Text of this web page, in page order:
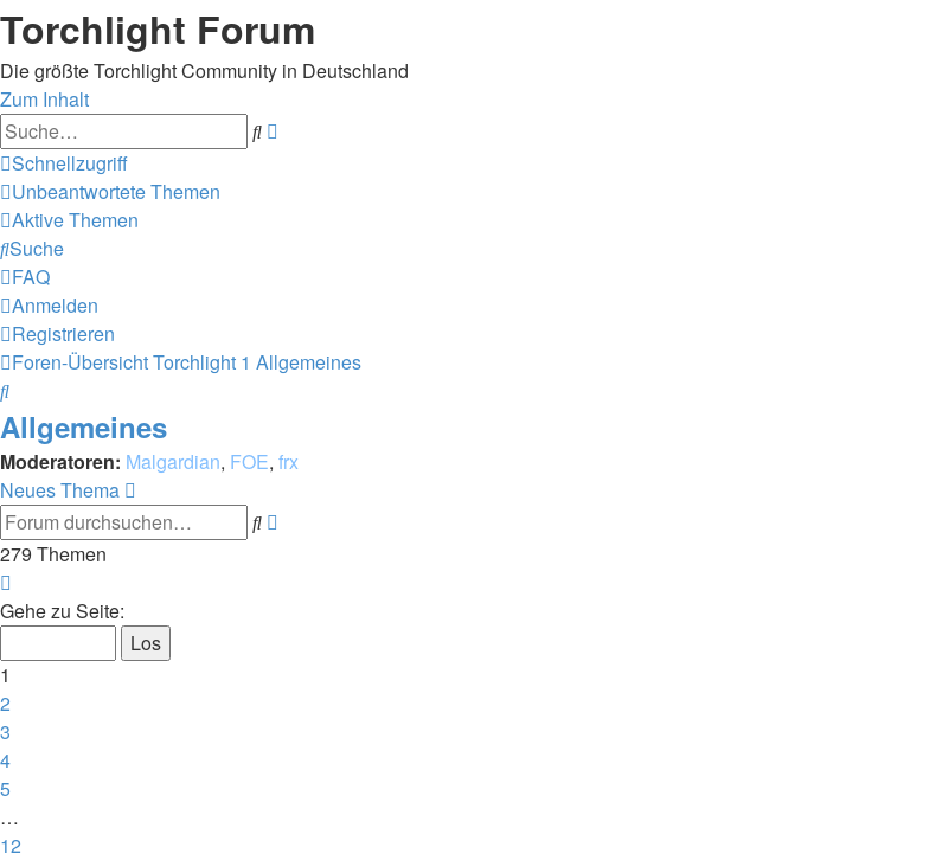
Torchlight Forum
Die größte Torchlight Community in Deutschland
Zum Inhalt
Suche
Schnellzugriff
Unbeantwortete Themen
Aktive Themen
Suche
FAQ
Anmelden
Registrieren
Foren-ÜbersichtTorchlight 1 Allgemeines
Suche
Allgemeines
Moderatoren: Malgardian, FOE, frx
Neues Thema
Suche
279 Themen
1
12
Gehe zu Seite:
1
2
3
4
5
…
12